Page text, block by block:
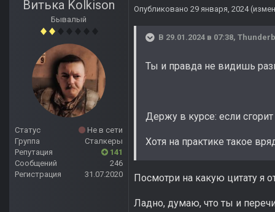
Витька Kolkison
Бывалый
Статус
Не в сети
Группа
Сталкеры
Репутация
141
Сообщений
246
Регистрация
31.07.2020
Опубликовано 29 января, 2024
В 29.01.2024 в 07:38,
Ты и правда не видишь
Держу в курсе: если
Хотя на практике такое
Посмотри на какую цитату я
Ладно, думаю, что ты и